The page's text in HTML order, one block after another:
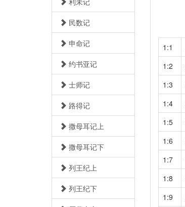
民数记
申命记
约书亚记
士师记
路得记
撒母耳记上
撒母耳记下
列王纪上
列王纪下
1:1
1:2
1:3
1:4
1:5
1:6
1:7
1:8
1:9